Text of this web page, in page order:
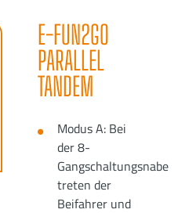
E-FUN2GO
PARALLEL
TANDEM
Modus A: Bei
der 8-
Gangschaltungsnabe
treten der
Beifahrer und